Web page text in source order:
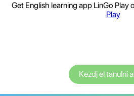
Get English learning app LinGo Play
Play
Kezdj el tanulni